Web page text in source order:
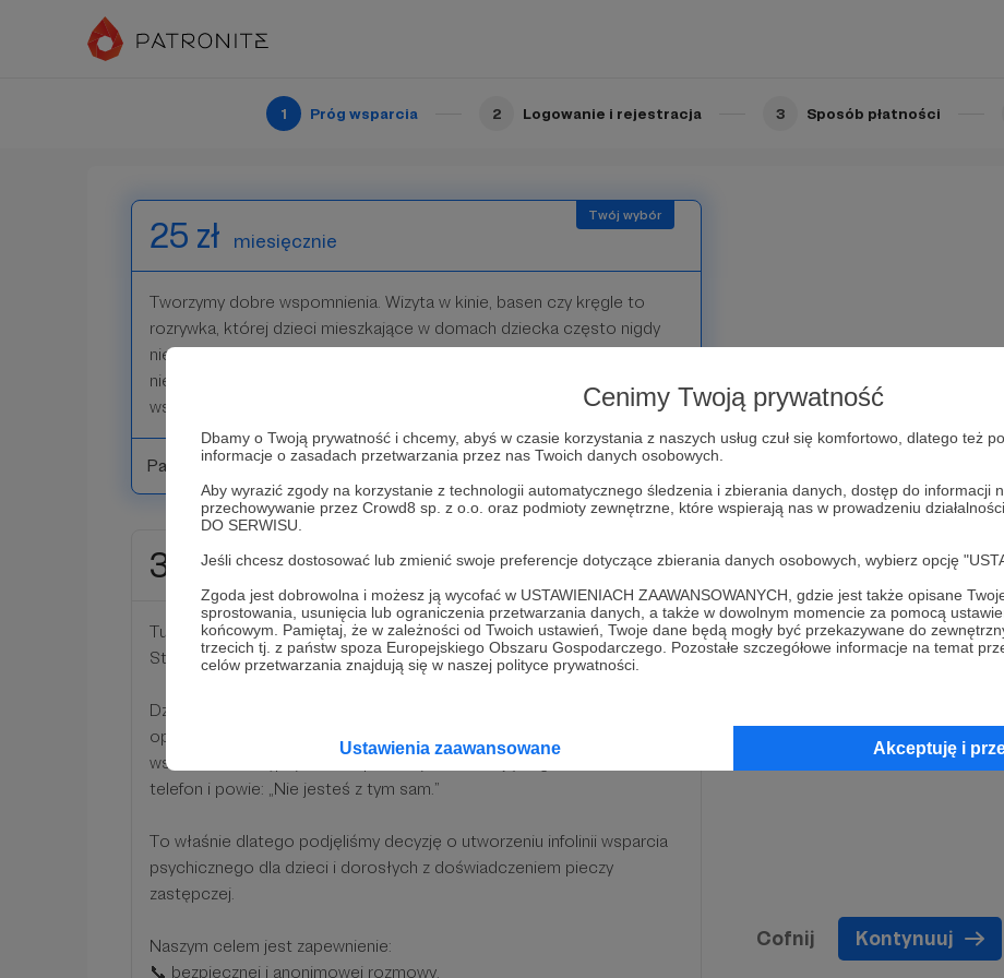
Cenimy Twoją prywatność
Dbamy o Twoją prywatność i chcemy, abyś w czasie korzystania z naszych usług czuł się komfortowo, dlatego też
informacje o zasadach przetwarzania przez nas Twoich danych osobowych.
Aby wyrazić zgody na korzystanie z technologii automatycznego śledzenia i zbierania danych, dostęp do informacji
przechowywanie przez Crowd8 sp. z o.o. oraz podmioty zewnętrzne, które wspierają nas w prowadzeniu
DO SERWISU.
Jeśli chcesz dostosować lub zmienić swoje preferencje dotyczące zbierania danych osobowych, wybierz opcję
Zgoda jest dobrowolna i możesz ją wycofać w USTAWIENIACH ZAAWANSOWANYCH, gdzie jest także opisane
sprostowania, usunięcia lub ograniczenia przetwarzania danych, a także w dowolnym momencie za pomocą
końcowym. Pamiętaj, że w zależności od Twoich ustawień, Twoje dane będą mogły być przekazywane do
trzecich tj. z państw spoza Europejskiego Obszaru Gospodarczego. Pozostałe szczegółowe informacje na temat
celów przetwarzania znajdują się w naszej polityce prywatności.
Ustawienia zaawansowane Akceptuję i
1 Próg wsparcia 2 Logowanie i rejestracja 3 Sposób płatności
To nasze szczególnie ważne zadanie i bardzo dziękujemy za pomoc w
25 zł miesięcznie
Tworzymy dobre wspomnienia. Wizyta w kinie, basen czy kręgle to
rozrywka, której dzieci mieszkające w domach dziecka często nigdy
nie doświadczyły. 25 zł to bilet do wolnych od trosk chwil. To
niezwykle potrzebne i ważne zadanie Fundacji. Dziękujemy. Twoje
wsparcie pozwoli nam rozdawać uśmiechy!
Patroni: 36
35 zł miesięcznie
Tutaj możesz wesprzeć działanie ogólnopolskiej infolinii "Po Drugiej
Stronie".
Dzieci i młodzież z doświadczeniem pieczy oraz dorośli, którzy ją
opuścili, potrzebują rzetelnych informacji, wsparcia emocjonalnego i
wskazania dostępnych form pomocy. Potrzebują kogoś, kto odbierze
telefon i powie: „Nie jesteś z tym sam.”
To właśnie dlatego podjęliśmy decyzję o utworzeniu infolinii wsparcia
psychicznego dla dzieci i dorosłych z doświadczeniem pieczy
zastępczej.
Naszym celem jest zapewnienie:
📞 bezpiecznej i anonimowej rozmowy,
Cofnij Kontynuuj